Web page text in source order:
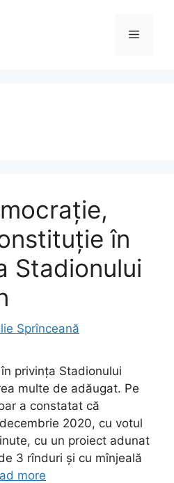
Menu
în
Stadionului
Sprînceană
privința Stadionului
multe de adăugat. Pe
a constatat că
2020, cu votul
cu un proiect adunat
3 rînduri și cu mînjeală
more